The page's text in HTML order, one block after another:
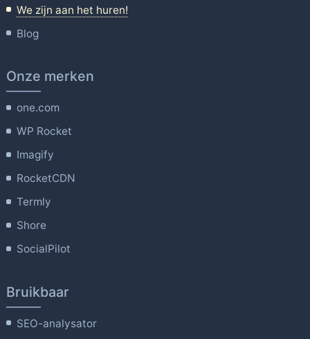
We zijn aan het huren!
Blog
Onze merken
one.com
WP Rocket
Imagify
RocketCDN
Termly
Shore
SocialPilot
Bruikbaar
SEO-analysator